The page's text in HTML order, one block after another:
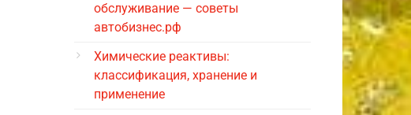
обслуживание — советы
автобизнес.рф
Химические реактивы:
классификация, хранение и
применение